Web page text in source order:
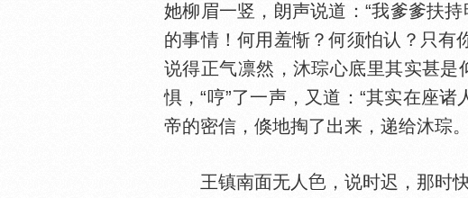
她柳眉一竖，朗声说道：“我爹爹扶
的事情！何用羞惭？何须怕认？只有
说得正气凛然，沐琮心底里其实甚
惧，“哼”了一声，又道：“其实在座
帝的密信，倏地掏了出来，递给沐琮。
王镇南面无人
，说时迟，那时